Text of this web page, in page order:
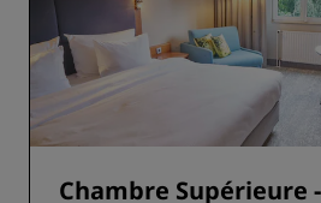
Chambre Supérieure